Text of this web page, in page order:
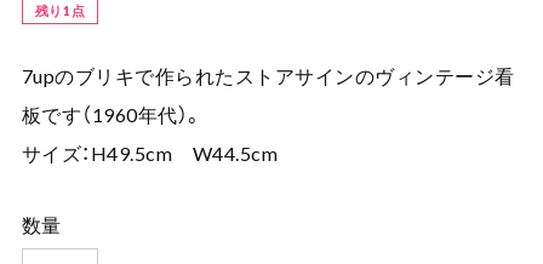
残り1点
7upのブリキで作られたストアサインのヴィンテージ看
板です（1960年代）。
サイズ：H49.5cm W44.5cm
数量